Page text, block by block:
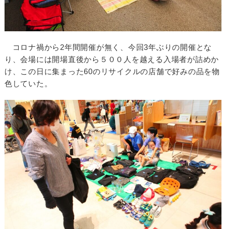
コロナ禍から2年間開催が無く、今回3年ぶりの開催とな
り、会場には開場直後から５００人を越える入場者が詰めか
け、この日に集まった60のリサイクルの店舗で好みの品を物
色していた。